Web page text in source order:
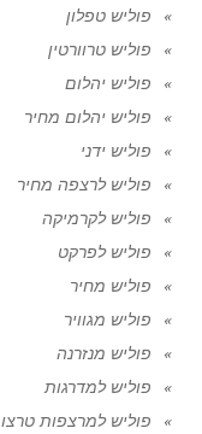
פוליש טפלון
פוליש טרוורטין
פוליש יהלום
פוליש יהלום מחיר
פוליש ידני
פוליש לרצפה מחיר
פוליש לקרמיקה
פוליש לפרקט
פוליש מחיר
פוליש מגוויר
פוליש מנזרנה
פוליש למדרגות
פוליש למרצפות טרצו